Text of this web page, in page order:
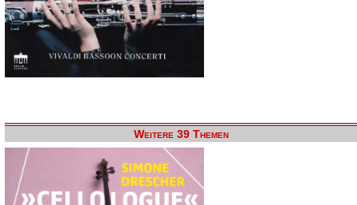
Weitere 39 Themen